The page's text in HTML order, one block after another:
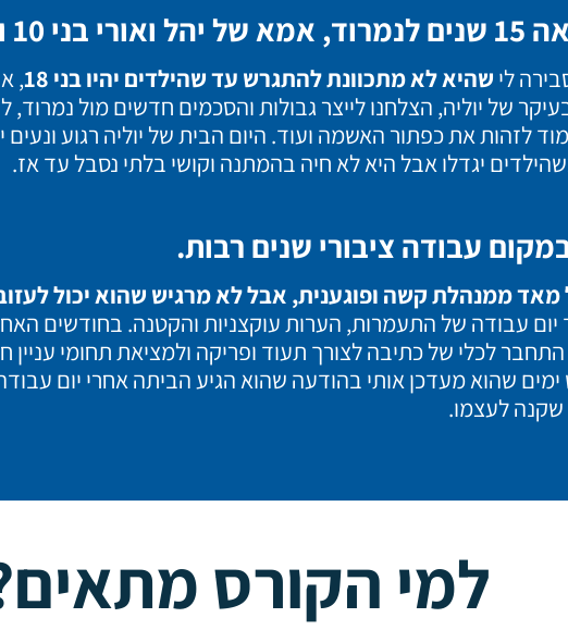
לי שהיא לא מתכוונת להתגרש עד שהילדים יהיו בני 18
,
של יוליה, הצלחנו לייצר גבולות והסכמים חדשים מול נמרוד,
לזהות את כפתור האשמה ועוד. היום הבית של יוליה רגוע
יגדלו אבל היא לא חיה בהמתנה וקושי בלתי נסבל עד אז.
מאד ממנהלת קשה ופוגענית, אבל לא מרגיש שהוא יכול
יום עבודה של התעמרות, הערות עוקצניות והקטנה. בחודשים
התחבר לכלי של כתיבה לצורך תעוד ופריקה ולמציאת תחומי
שהוא מעדכן אותי בהודעה שהוא הגיע הביתה אחרי יום
שקנה לעצמו.
למי הקורס